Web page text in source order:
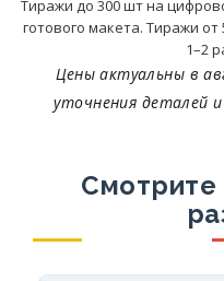
Тиражи до 300 шт на
готового макета. Тиражи
1–2
Цены актуальны в
уточнения деталей
Смотрите